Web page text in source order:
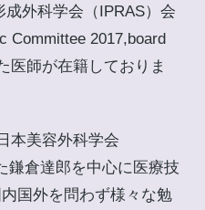
外科学会（IPRAS）会
Committee 2017,board
医師が在籍しておりま
本美容外科学会
鎌倉達郎を中心に医療技
国外を問わず様々な勉